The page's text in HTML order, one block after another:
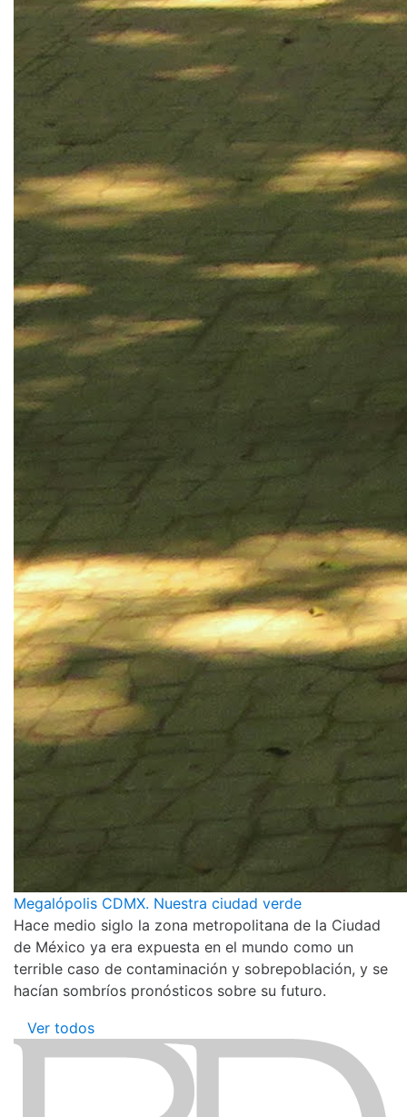
Megalópolis CDMX. Nuestra ciudad verde
Hace medio siglo la zona metropolitana de la Ciudad
de México ya era expuesta en el mundo como un
terrible caso de contaminación y sobrepoblación, y se
hacían sombríos pronósticos sobre su futuro.
Ver todos